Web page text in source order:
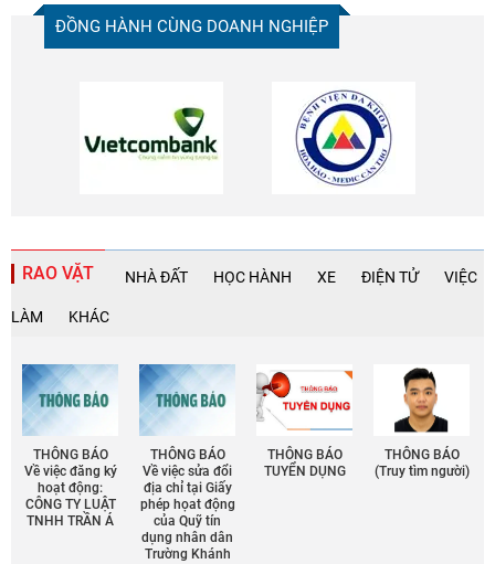
ĐỒNG HÀNH CÙNG DOANH NGHIỆP
RAO VẶT NHÀ ĐẤT HỌC HÀNH XE ĐIỆN TỬ VIỆC
LÀM KHÁC
THÔNG BÁO
Về việc đăng ký
hoạt động:
CÔNG TY LUẬT
TNHH TRẦN Á
THÔNG BÁO
Về việc sửa đổi
địa chỉ tại Giấy
phép họat động
của Quỹ tín
dụng nhân dân
Trường Khánh
THÔNG BÁO
TUYỂN DỤNG
THÔNG BÁO
(Truy tìm người)